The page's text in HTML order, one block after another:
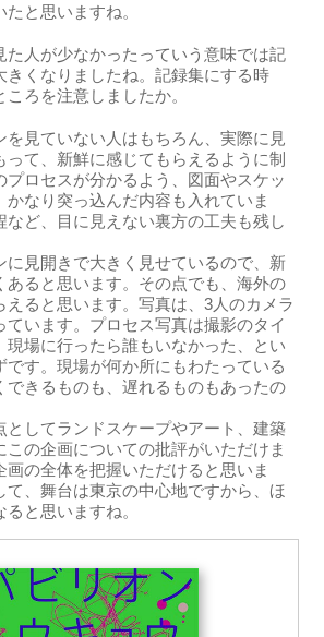
と思いますね。
人が少なかったっていう意味では記
きくなりましたね。記録集にする時
ろを注意しましたか。
見ていない人はもちろん、実際に見
って、新鮮に感じてもらえるように制
プロセスが分かるよう、図面やスケッ
かなり突っ込んだ内容も入れていま
など、目に見えない裏方の工夫も残し
に見開きで大きく見せているので、新
あると思います。その点でも、海外の
えると思います。写真は、3人のカメラ
ています。プロセス写真は撮影のタイ
現場に行ったら誰もいなかった、とい
です。現場が何か所にもわたっている
できるものも、遅れるものもあったの
としてランドスケープやアート、建築
この企画についての批評がいただけま
画の全体を把握いただけると思いま
て、舞台は東京の中心地ですから、ほ
と思いますね。